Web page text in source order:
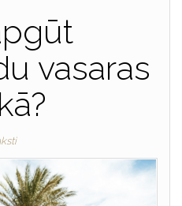
vasaras